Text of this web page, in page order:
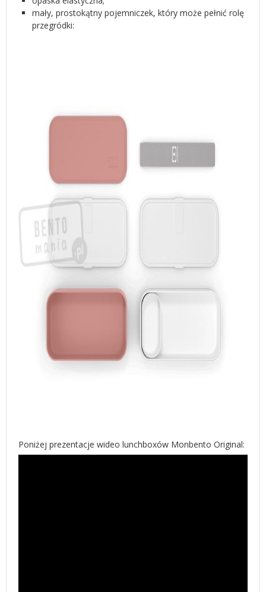
mały, prostokątny pojemniczek, który może pełnić rolę
przegródki:
Poniżej prezentacje wideo lunchboxów Monbento Original: